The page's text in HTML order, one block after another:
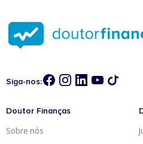
Siga-nos:
Doutor Finanças
Sobre nós